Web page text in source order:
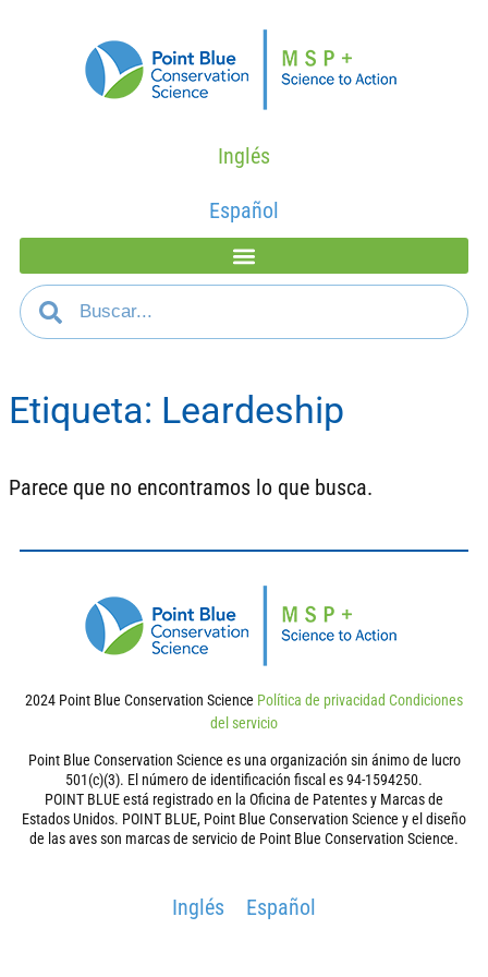
Inglés
Español
Etiqueta: Leardeship
Parece que no encontramos lo que busca.
2024 Point Blue Conservation Science Política de privacidad Condiciones
del servicio
Point Blue Conservation Science es una organización sin ánimo de lucro
501(c)(3). El número de identificación fiscal es 94-1594250.
POINT BLUE está registrado en la Oficina de Patentes y Marcas de
Estados Unidos. POINT BLUE, Point Blue Conservation Science y el diseño
de las aves son marcas de servicio de Point Blue Conservation Science.
Inglés Español